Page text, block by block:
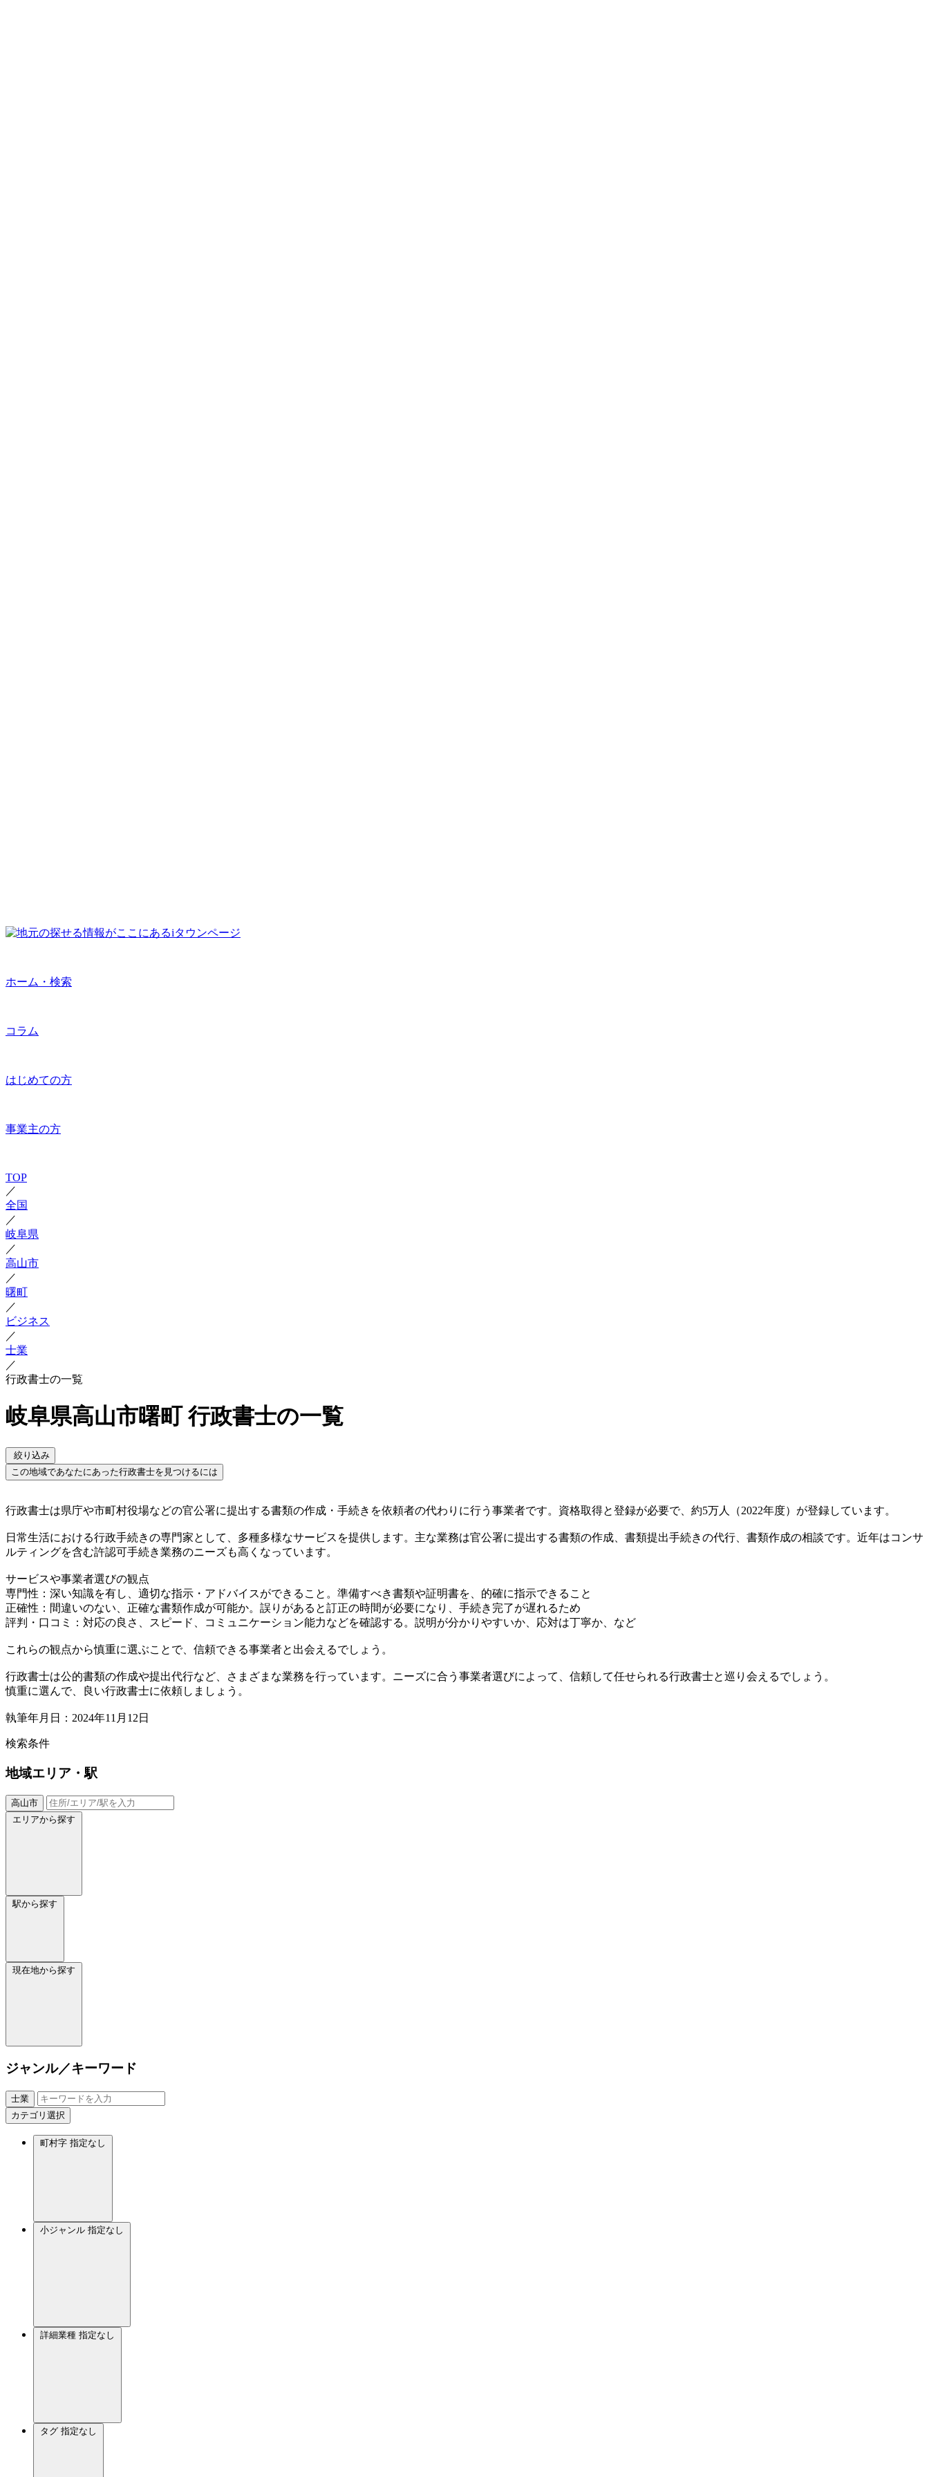
ホーム・検索
コラム
はじめての方
事業主の方
TOP
／
全国
／
岐阜県
／
高山市
／
曙町
／
ビジネス
／
士業
／
行政書士の一覧
岐阜県高山市曙町 行政書士の一覧
絞り込み
この地域であなたにあった行政書士を見つけるには
行政書士は県庁や市町村役場などの官公署に提出する書類の作成・手続きを依頼者の代わりに行う事業者です。資格取得と登録が必要で、約5万人（2022年度）が登録しています。
日常生活における行政手続きの専門家として、多種多様なサービスを提供します。主な業務は官公署に提出する書類の作成、書類提出手続きの代行、書類作成の相談です。近年はコンサ
ルティングを含む許認可手続き業務のニーズも高くなっています。
サービスや事業者選びの観点
専門性：深い知識を有し、適切な指示・アドバイスができること。準備すべき書類や証明書を、的確に指示できること
正確性：間違いのない、正確な書類作成が可能か。誤りがあると訂正の時間が必要になり、手続き完了が遅れるため
評判・口コミ：対応の良さ、スピード、コミュニケーション能力などを確認する。説明が分かりやすいか、応対は丁寧か、など
これらの観点から慎重に選ぶことで、信頼できる事業者と出会えるでしょう。
行政書士は公的書類の作成や提出代行など、さまざまな業務を行っています。ニーズに合う事業者選びによって、信頼して任せられる行政書士と巡り会えるでしょう。
慎重に選んで、良い行政書士に依頼しましょう。
執筆年月日：2024年11月12日
検索条件
地域エリア・駅
高山市
エリアから探す
駅から探す
現在地から探す
ジャンル／キーワード
士業
カテゴリ選択
町村字 指定なし
小ジャンル 指定なし
詳細業種 指定なし
タグ 指定なし